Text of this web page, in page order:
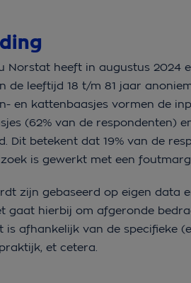
Norstat heeft in augustus 2024
de leeftijd 18 t/m 81 jaar
en kattenbaasjes vormen de
(62% van de respondenten)
Dit betekent dat 19% van de
is gewerkt met een
zijn gebaseerd op eigen data
gaat hierbij om afgeronde
afhankelijk van de specifieke
et cetera.